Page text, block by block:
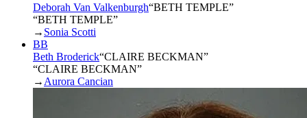
Deborah Van Valkenburgh“BETH TEMPLE”
“BETH TEMPLE”
→ Sonia Scotti
BB
Beth Broderick“CLAIRE BECKMAN”
“CLAIRE BECKMAN”
→ Aurora Cancian